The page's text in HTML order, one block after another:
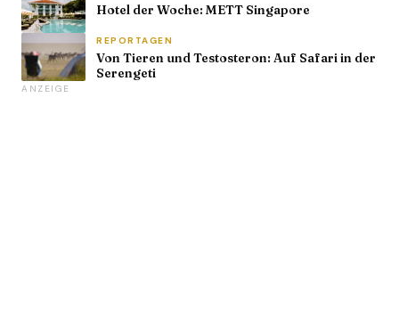
Hotel der Woche: METT Singapore
REPORTAGEN
Von Tieren und Testosteron: Auf Safari in der
Serengeti
ANZEIGE